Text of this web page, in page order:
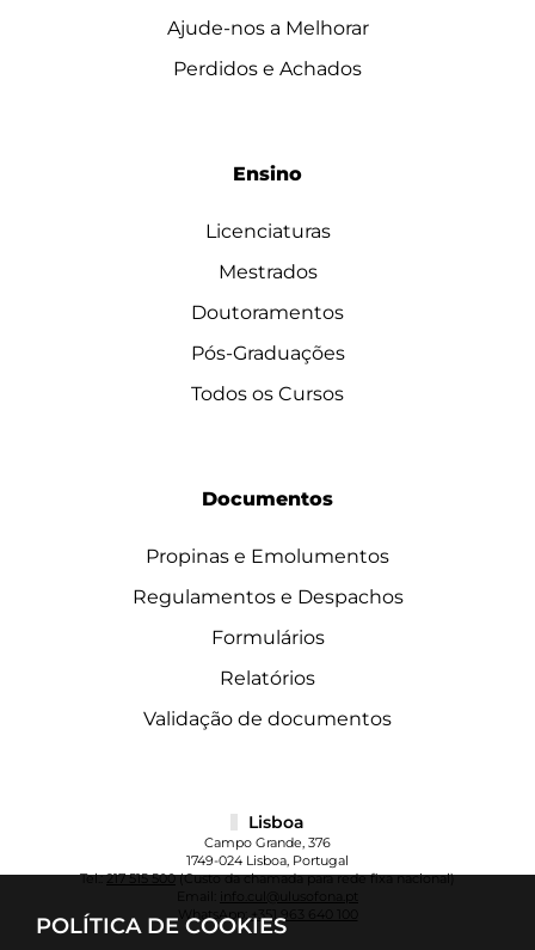
POLÍTICA DE COOKIES
Ajude-nos a Melhorar
Perdidos e Achados
Ensino
Licenciaturas
Mestrados
Doutoramentos
Pós-Graduações
Todos os Cursos
Documentos
Propinas e Emolumentos
Regulamentos e Despachos
Formulários
Relatórios
Validação de documentos
Lisboa
Campo Grande, 376
1749-024 Lisboa, Portugal
Tel.:217 515 500(Custo da chamada para rede fixa nacional)
info.cul@ulusofona.pt
WhatsApp:+351 963 640 100